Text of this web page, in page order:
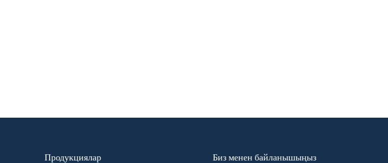
Продукциялар Биз менен байланышыңыз